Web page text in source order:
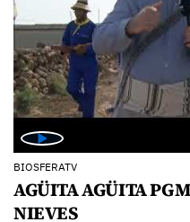
BIOSFERATV
AGÜITA AGÜITA
NIEVES